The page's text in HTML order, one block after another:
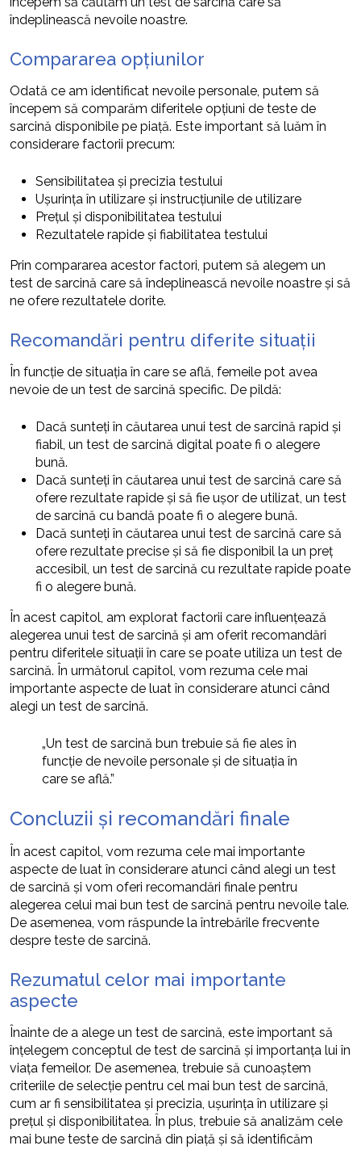
îndeplinească nevoile noastre.
Compararea opțiunilor
Odată ce am identificat nevoile personale, putem să
începem să comparăm diferitele opțiuni de teste de
sarcină disponibile pe piață. Este important să luăm în
considerare factorii precum:
Sensibilitatea și precizia testului
Ușurința în utilizare și instrucțiunile de utilizare
Prețul și disponibilitatea testului
Rezultatele rapide și fiabilitatea testului
Prin compararea acestor factori, putem să alegem un
test de sarcină care să îndeplinească nevoile noastre și să
ne ofere rezultatele dorite.
Recomandări pentru diferite situații
În funcție de situația în care se află, femeile pot avea
nevoie de un test de sarcină specific. De pildă:
Dacă sunteți în căutarea unui test de sarcină rapid și
fiabil, un test de sarcină digital poate fi o alegere
bună.
Dacă sunteți în căutarea unui test de sarcină care să
ofere rezultate rapide și să fie ușor de utilizat, un test
de sarcină cu bandă poate fi o alegere bună.
Dacă sunteți în căutarea unui test de sarcină care să
ofere rezultate precise și să fie disponibil la un preț
accesibil, un test de sarcină cu rezultate rapide poate
fi o alegere bună.
În acest capitol, am explorat factorii care influențează
alegerea unui test de sarcină și am oferit recomandări
pentru diferitele situații în care se poate utiliza un test de
sarcină. În următorul capitol, vom rezuma cele mai
importante aspecte de luat în considerare atunci când
alegi un test de sarcină.
„Un test de sarcină bun trebuie să fie ales în
funcție de nevoile personale și de situația în
care se află.”
Concluzii și recomandări finale
În acest capitol, vom rezuma cele mai importante
aspecte de luat în considerare atunci când alegi un test
de sarcină și vom oferi recomandări finale pentru
alegerea celui mai bun test de sarcină pentru nevoile tale.
De asemenea, vom răspunde la întrebările frecvente
despre teste de sarcină.
Rezumatul celor mai importante
aspecte
Înainte de a alege un test de sarcină, este important să
înțelegem conceptul de test de sarcină și importanța lui în
viața femeilor. De asemenea, trebuie să cunoaștem
criteriile de selecție pentru cel mai bun test de sarcină,
cum ar fi sensibilitatea și precizia, ușurința în utilizare și
prețul și disponibilitatea. În plus, trebuie să analizăm cele
mai bune teste de sarcină din piață și să identificăm